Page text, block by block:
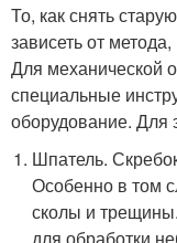
То, как снять
зависеть от
Для механической
специальные
оборудование. Для
Шпатель.
Особенно в том
сколы и
для обработки